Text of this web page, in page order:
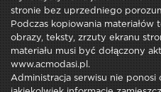
stronie bez uprzedniego
Podczas kopiowania
obrazy, teksty, zrzuty ekranu
materiału musi być dołączony
www.acmodasi.pl.
Administracja serwisu nie ponosi